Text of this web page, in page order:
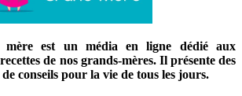
mère est un média en ligne dédié aux
de nos grands-mères. Il présente des
conseils pour la vie de tous les jours.